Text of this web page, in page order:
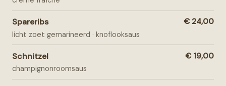
Spareribs
licht zoet gemarineerd · knoflooksaus
€ 24,00
Schnitzel
champignonroomsaus
€ 19,00